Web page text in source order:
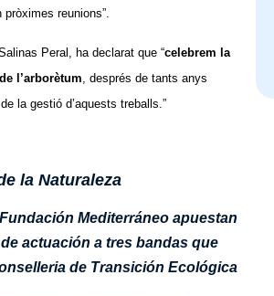
reunions”.
Peral, ha declarat que “celebrem la
l’arborètum , després de tants anys
la gestió d’aquests treballs.”
la Naturaleza
Mediterráneo apuestan
actuación a tres bandas que
de Transición Ecológica